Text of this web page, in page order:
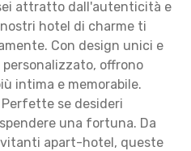
attratto dall'autenticità e
hotel di charme ti
Con design unici e
offrono
intima e memorabile.
Perfette se desideri
una fortuna. Da
apart-hotel, queste